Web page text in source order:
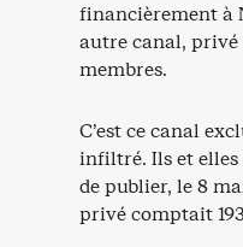
financièrement à
autre canal, privé
membres.
C’est ce canal
infiltré. Ils et elles
de publier, le 8
privé comptait